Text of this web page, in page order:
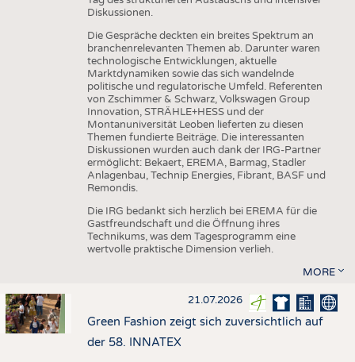
Diskussionen.
Die Gespräche deckten ein breites Spektrum an
branchenrelevanten Themen ab. Darunter waren
technologische Entwicklungen, aktuelle
Marktdynamiken sowie das sich wandelnde
politische und regulatorische Umfeld. Referenten
von Zschimmer & Schwarz, Volkswagen Group
Innovation, STRÄHLE+HESS und der
Montanuniversität Leoben lieferten zu diesen
Themen fundierte Beiträge. Die interessanten
Diskussionen wurden auch dank der IRG-Partner
ermöglicht: Bekaert, EREMA, Barmag, Stadler
Anlagenbau, Technip Energies, Fibrant, BASF und
Remondis.
Die IRG bedankt sich herzlich bei EREMA für die
Gastfreundschaft und die Öffnung ihres
Technikums, was dem Tagesprogramm eine
wertvolle praktische Dimension verlieh.
MORE
21.07.2026
Green Fashion zeigt sich zuversichtlich auf
der 58. INNATEX